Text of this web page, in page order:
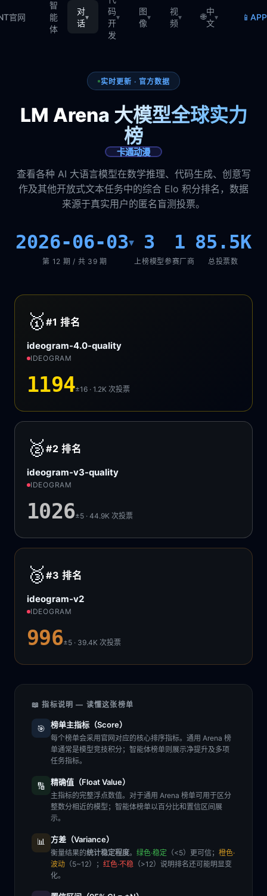
官网
智
能
体
对
话
▾
码
开
发
▾
图
像
▾
视
频
▾ 🌐
中
文
▾ 📱
实时更新 · 官方数据
LM Arena 大模型全球实力
榜
卡通动漫
查看各种 AI 大语言模型在数学推理、代码生成、创意写
作及其他开放式文本任务中的综合 Elo 积分排名，数据
来源于真实用户的匿名盲测投票。
2026-06-03▾
第 12 期 / 共 39 期
3
上榜模型
1
参赛厂商
85.5K
总投票数
🥇 #1排名
ideogram-4.0-quality
IDEOGRAM
1194±16 · 1.2K次投票
🥈 #2排名
ideogram-v3-quality
IDEOGRAM
1026±5 · 44.9K次投票
🥉 #3排名
ideogram-v2
IDEOGRAM
996±5 · 39.4K 次投票
📖 指标说明 — 读懂这张榜单
🎯 榜单主指标（Score）
每个榜单会采用官网对应的核心排序指标。通用 Arena 榜
单通常是模型竞技积分；智能体榜单则展示净提升及多项
任务指标。
🔢 精确值（Float Value）
主指标的完整浮点数值。对于通用 Arena 榜单可用于区分
整数分相近的模型；智能体榜单以百分比和置信区间展
示。
📊 方差（Variance）
衡量结果的统计稳定程度。 绿色·稳定 （<5）更可信； 橙色·
波动 （5~12）； 红色·不稳 （>12）说明排名还可能明显变
化。